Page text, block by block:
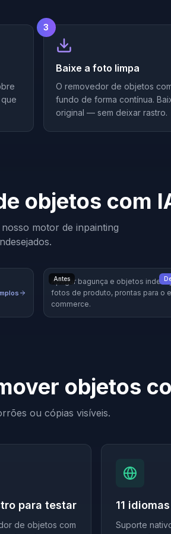
3
Baixe a foto limpa
O removedor de objetos
fundo de forma contínua.
original — sem deixar rastro.
objetos com
motor de inpainting
Antes
Apagar bagunça e objetos
fotos de produto, prontas para o
commerce.
objetos
ou cópias visíveis.
para testar
de objetos com
11
Suporte